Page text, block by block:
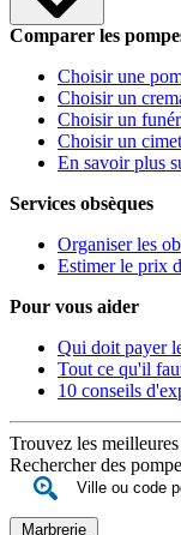
Comparer les
Choisir une
Choisir un
Choisir un
Choisir un
En savoir plus
Services obsèques
Organiser les
Estimer le prix
Pour vous aider
Qui doit payer
Tout ce qu'il
10 conseils
Trouvez les
Rechercher des
Marbrerie